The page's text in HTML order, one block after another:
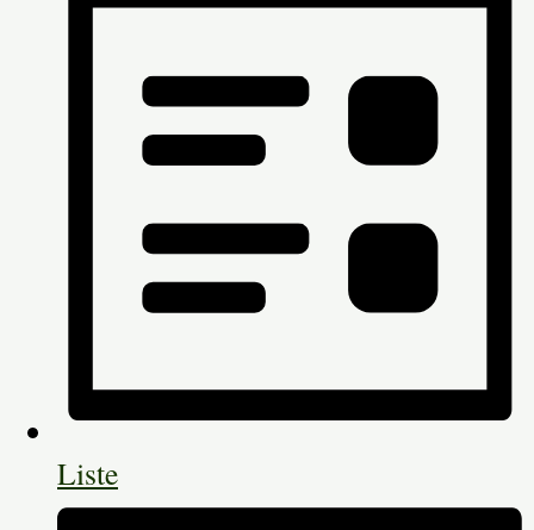
Liste